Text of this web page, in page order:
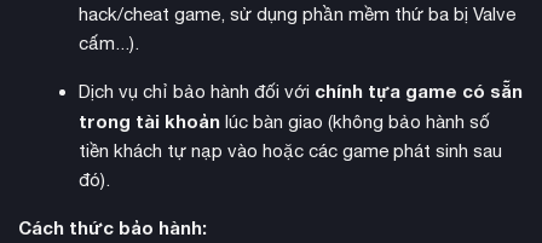
hack/cheat game, sử dụng phần mềm thứ ba bị Valve
cấm...).
Dịch vụ chỉ bảo hành đối với chính tựa game có sẵn
trong tài khoảnlúc bàn giao (không bảo hành số
tiền khách tự nạp vào hoặc các game phát sinh sau
đó).
Cách thức bảo hành: